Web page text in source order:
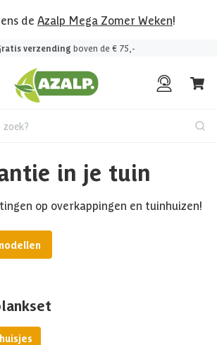
de Azalp Mega Zomer Weken!
verzending boven de € 75,-
in je tuin
op overkappingen en tuinhuizen!